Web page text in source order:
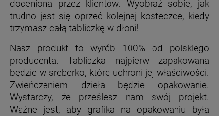
doceniona przez klientów. Wyobraź sobie, jak
trudno jest się oprzeć kolejnej kosteczce, kiedy
trzymasz całą tabliczkę w dłoni!
Nasz produkt to wyrób 100% od polskiego
producenta. Tabliczka najpierw zapakowana
będzie w sreberko, które uchroni jej właściwości.
Zwieńczeniem dzieła będzie opakowanie.
Wystarczy, że prześlesz nam swój projekt.
Ważne jest, aby grafika na opakowaniu była